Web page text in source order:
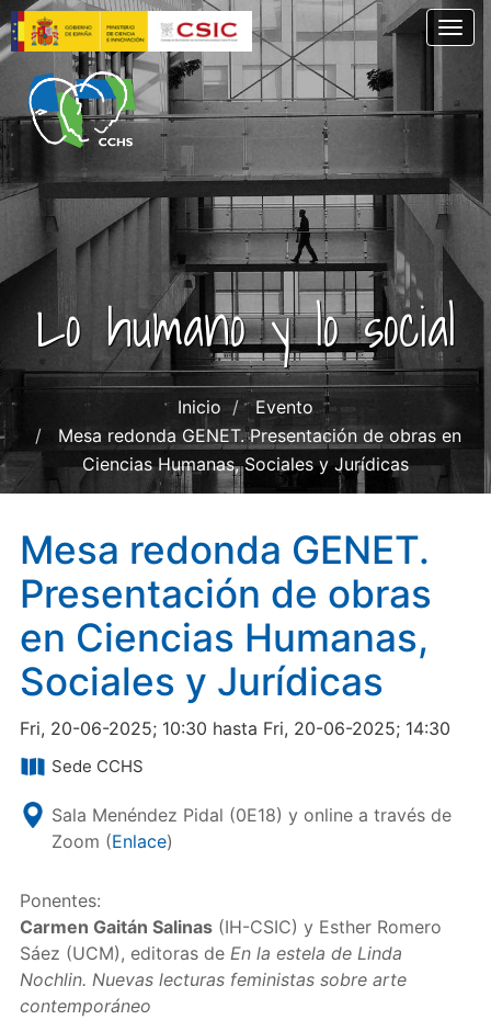
Skip
to
main
content
Lo humano y lo social
Inicio
Evento
Mesa redonda GENET. Presentación de obras en
Ciencias Humanas, Sociales y Jurídicas
Mesa redonda GENET.
Presentación de obras
en Ciencias Humanas,
Sociales y Jurídicas
Fri, 20-06-2025; 10:30 hasta Fri, 20-06-2025; 14:30
Sede CCHS
Sala Menéndez Pidal (0E18) y online a través de
Zoom (Enlace)
Ponentes:
Carmen Gaitán Salinas(IH-CSIC) y Esther Romero
Sáez (UCM), editoras de En la estela de Linda
Nochlin. Nuevas lecturas feministas sobre arte
contemporáneo